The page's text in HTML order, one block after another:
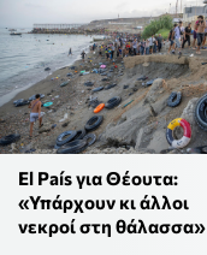
El País για Θέουτα:
«Υπάρχουν κι άλλοι
νεκροί στη θάλασσα»